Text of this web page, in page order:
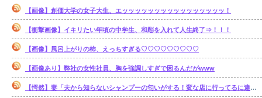
【画像】創価大学の女子大生、エッッッッッッッッッッッッッッッッ！
【衝撃画像】イキリたい年頃の中学生、和彫を入れて人生終了⇒！！！
【画像】風呂上がりの柿、えっちすぎる♡♡♡♡♡♡♡♡♡
【画像あり】弊社の女性社員、胸を強調しすぎで困るんだがwww
【愕然】妻「夫から知らないシャンプーの匂いがする！変な店に行ってるに違いない！！！」探偵「調べたところ･･･」⇒結果ｗｗ